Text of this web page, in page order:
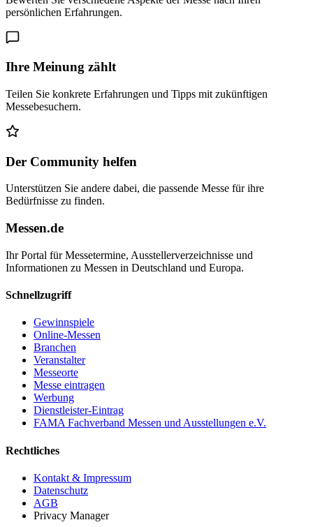
persönlichen Erfahrungen.
Ihre Meinung zählt
Teilen Sie konkrete Erfahrungen und Tipps mit zukünftigen
Messebesuchern.
Der Community helfen
Unterstützen Sie andere dabei, die passende Messe für ihre
Bedürfnisse zu finden.
Messen.de
Ihr Portal für Messetermine, Ausstellerverzeichnisse und
Informationen zu Messen in Deutschland und Europa.
Schnellzugriff
Gewinnspiele
Online-Messen
Branchen
Veranstalter
Messeorte
Messe eintragen
Werbung
Dienstleister-Eintrag
FAMA Fachverband Messen und Ausstellungen e.V.
Rechtliches
Kontakt & Impressum
Datenschutz
AGB
Privacy Manager